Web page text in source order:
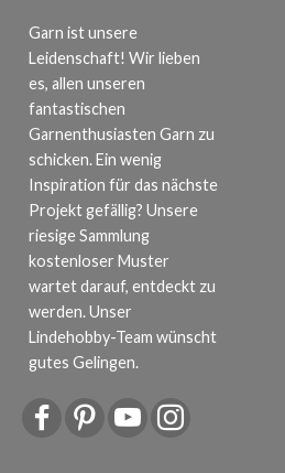
Garn ist unsere
Leidenschaft! Wir lieben
es, allen unseren
fantastischen
Garnenthusiasten Garn zu
schicken. Ein wenig
Inspiration für das nächste
Projekt gefällig? Unsere
riesige Sammlung
kostenloser Muster
wartet darauf, entdeckt zu
werden. Unser
Lindehobby-Team wünscht
gutes Gelingen.